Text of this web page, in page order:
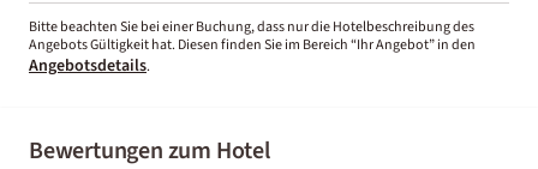
Bitte beachten Sie bei einer Buchung, dass nur die Hotelbeschreibung des
Angebots Gültigkeit hat. Diesen finden Sie im Bereich “Ihr Angebot” in den
Angebotsdetails.
Bewertungen zum Hotel